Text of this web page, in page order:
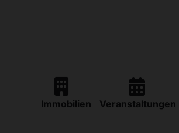
Immobilien Veranstaltungen